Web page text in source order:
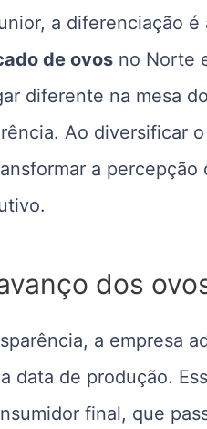
a diferenciação
de ovos no Norte
diferente na mesa
Ao diversificar
a
dos
a empresa
data de produção.
final, que